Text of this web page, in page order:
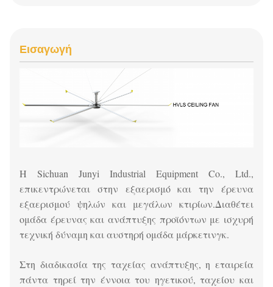
Εισαγωγή
Η Sichuan Junyi Industrial Equipment Co., Ltd.,
επικεντρώνεται στην εξαερισμό και την έρευνα
εξαερισμού ψηλών και μεγάλων κτιρίων.Διαθέτει
ομάδα έρευνας και ανάπτυξης προϊόντων με ισχυρή
τεχνική δύναμη και αυστηρή ομάδα μάρκετινγκ.
Στη διαδικασία της ταχείας ανάπτυξης, η εταιρεία
πάντα τηρεί την έννοια του ηγετικού, ταχείου και